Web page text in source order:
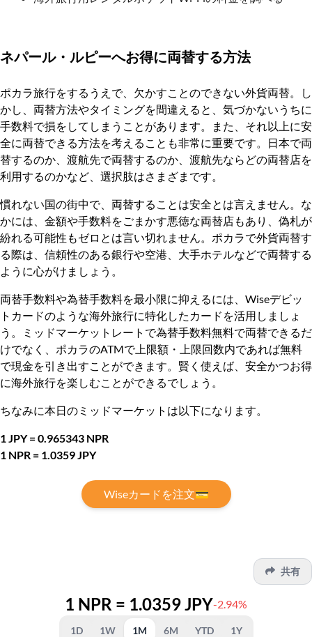
ネパール・ルピーへお得に両替する方法
ポカラ旅行をするうえで、欠かすことのできない外貨両替。し
かし、両替方法やタイミングを間違えると、気づかないうちに
手数料で損をしてしまうことがあります。また、それ以上に安
全に両替できる方法を考えることも非常に重要です。日本で両
替するのか、渡航先で両替するのか、渡航先ならどの両替店を
利用するのかなど、選択肢はさまざまです。
慣れない国の街中で、両替することは安全とは言えません。な
かには、金額や手数料をごまかす悪徳な両替店もあり、偽札が
紛れる可能性もゼロとは言い切れません。ポカラで外貨両替す
る際は、信頼性のある銀行や空港、大手ホテルなどで両替する
ように心がけましょう。
両替手数料や為替手数料を最小限に抑えるには、Wiseデビッ
トカードのような海外旅行に特化したカードを活用しましょ
う。ミッドマーケットレートで為替手数料無料で両替できるだ
けでなく、ポカラのATMで上限額・上限回数内であれば無料
で現金を引き出すことができます。賢く使えば、安全かつお得
に海外旅行を楽しむことができるでしょう。
ちなみに本日のミッドマーケットは以下になります。
1 JPY = 0.965343 NPR
1 NPR = 1.0359 JPY
Wiseカードを注文💳
共有
1 NPR = 1.0359 JPY-2.94%
1D 1W 1M 6M YTD 1Y